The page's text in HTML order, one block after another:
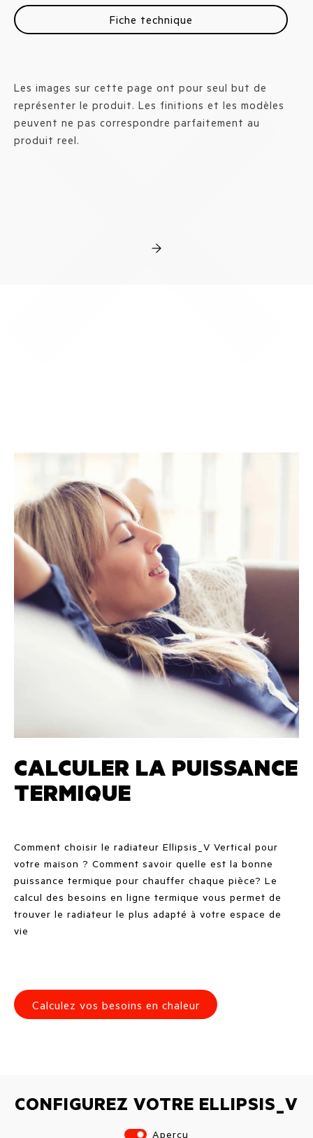
Fiche technique
Les images sur cette page ont pour seul but de
représenter le produit. Les finitions et les modèles
peuvent ne pas correspondre parfaitement au
produit reel.
CALCULER LA PUISSANCE
TERMIQUE
Comment choisir le radiateur Ellipsis_V Vertical pour
votre maison ? Comment savoir quelle est la bonne
puissance termique pour chauffer chaque pièce? Le
calcul des besoins en ligne termique vous permet de
trouver le radiateur le plus adapté à votre espace de
vie
Calculez vos besoins en chaleur
CONFIGUREZ VOTRE ELLIPSIS_V
Aperçu